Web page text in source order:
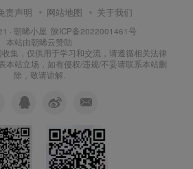
责声明 网站地图 关于我们
· 朝晞小屋 陕ICP备2022001461号
本站由朝晞云赞助
集，仅供用于学习和交流，请遵循相关法律
本站立场，如有侵权/违规/不妥请联系本站删
除，敬请谅解.